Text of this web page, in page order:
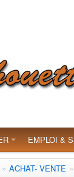
EMPLOI &
» ACHAT- VENTE »